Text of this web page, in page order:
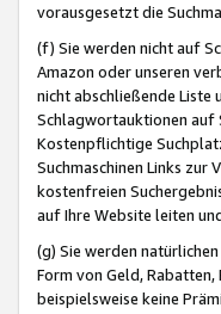
vorausgesetzt die
(f) Sie werden nicht auf
Amazon oder unseren
nicht abschließende Liste
Schlagwortauktionen auf
Kostenpflichtige
Suchmaschinen Links
kostenfreien
auf Ihre Website leiten
(g) Sie werden
Form von Geld,
beispielsweise keine